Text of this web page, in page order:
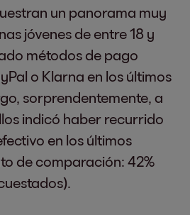
un panorama muy
jóvenes de entre 18 y
métodos de pago
o Klarna en los últimos
sorprendentemente, a
indicó haber recurrido
en los últimos
de comparación: 42%